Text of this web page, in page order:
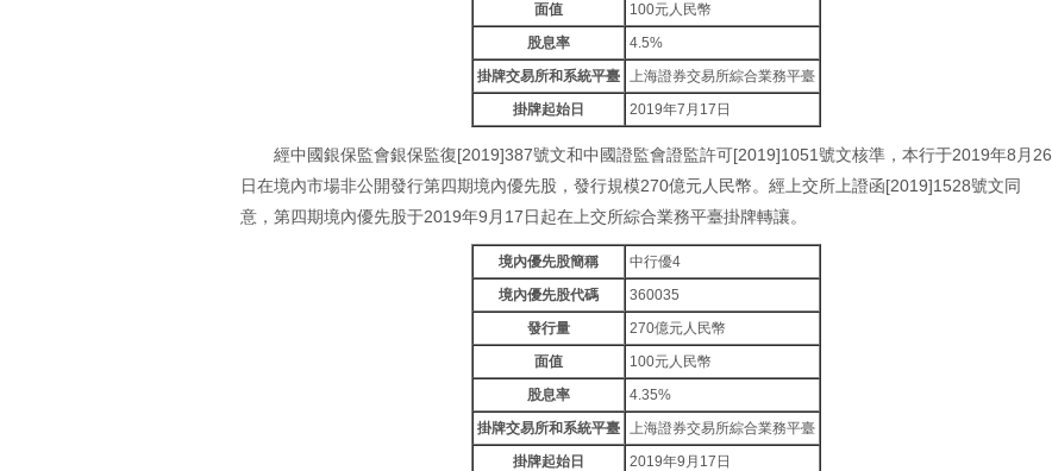
面值
100元人民幣
股息率
4.5%
掛牌交易所和系統平臺 上海證券交易所綜合業務平臺
掛牌起始日
2019年7月17日
經中國銀保監會銀保監復[2019]387號文和中國證監會證監許可[2019]1051號文核準，本行于2019年8月26
日在境內市場非公開發行第四期境內優先股，發行規模270億元人民幣。經上交所上證函[2019]1528號文同
意，第四期境內優先股于2019年9月17日起在上交所綜合業務平臺掛牌轉讓。
境內優先股簡稱
中行優4
境內優先股代碼
360035
發行量
270億元人民幣
面值
100元人民幣
股息率
4.35%
掛牌交易所和系統平臺 上海證券交易所綜合業務平臺
掛牌起始日
2019年9月17日